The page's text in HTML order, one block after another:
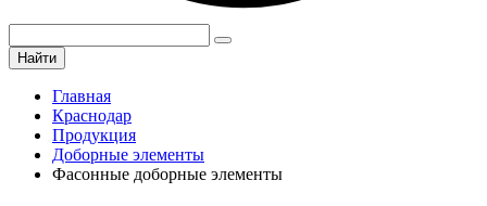
Найти
Главная
Краснодар
Продукция
Доборные элементы
Фасонные доборные элементы